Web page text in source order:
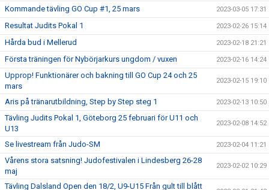
Kommande tävling GO Cup #1, 25 mars 2023-03-05 17:31
Resultat Judits Pokal 1 2023-02-26 15:14
Hårda bud i Mellerud 2023-02-18 21:21
Första träningen för Nybörjarkurs ungdom / vuxen 2023-02-16 14:24
Upprop! Funktionärer och bakning till GO Cup 24 och 25
mars
2023-02-15 19:10
Aris på tränarutbildning, Step by Step steg 1 2023-02-13 10:50
Tävling Judits Pokal 1, Göteborg 25 februari för U11 och
U13
2023-02-08 14:52
Se livestream från Judo-SM 2023-02-04 11:21
Vårens stora satsning! Judofestivalen i Lindesberg 26-28
maj
2023-02-02 10:29
Tävling Dalsland Open den 18/2, U9-U15 Från gult till blått